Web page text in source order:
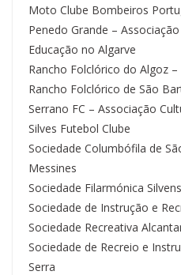
Moto Clube Bombeiros
Penedo Grande –
Educação no Algarve
Rancho Folclórico do Algoz –
Rancho Folclórico de São
Serrano FC – Associação
Silves Futebol Clube
Sociedade Columbófila de
Messines
Sociedade Filarmónica
Sociedade de Instrução e
Sociedade Recreativa
Sociedade de Recreio e
Serra